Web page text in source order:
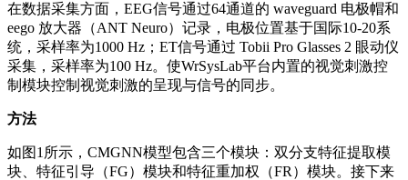
在数据采集方面，EEG信号通过64通道的 waveguard 电极帽和
eego 放大器（ANT Neuro）记录，电极位置基于国际10-20系
统，采样率为1000 Hz；ET信号通过 Tobii Pro Glasses 2 眼动仪
采集，采样率为100 Hz。使WrSysLab平台内置的视觉刺激控
制模块控制视觉刺激的呈现与信号的同步。
方法
如图1所示，CMGNN模型包含三个模块：双分支特征提取模
块、特征引导（FG）模块和特征重加权（FR）模块。接下来